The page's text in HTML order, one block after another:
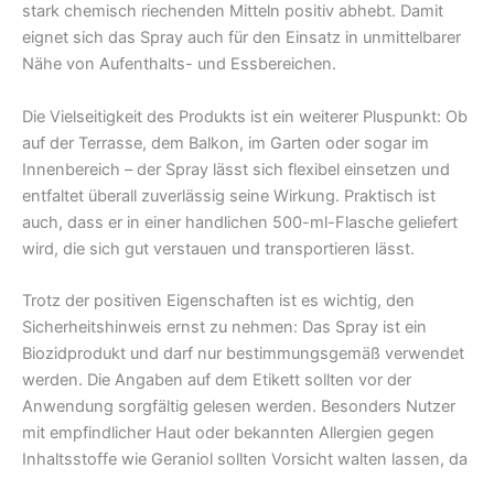
stark chemisch riechenden Mitteln positiv abhebt. Damit
eignet sich das Spray auch für den Einsatz in unmittelbarer
Nähe von Aufenthalts- und Essbereichen.
Die Vielseitigkeit des Produkts ist ein weiterer Pluspunkt: Ob
auf der Terrasse, dem Balkon, im Garten oder sogar im
Innenbereich – der Spray lässt sich flexibel einsetzen und
entfaltet überall zuverlässig seine Wirkung. Praktisch ist
auch, dass er in einer handlichen 500-ml-Flasche geliefert
wird, die sich gut verstauen und transportieren lässt.
Trotz der positiven Eigenschaften ist es wichtig, den
Sicherheitshinweis ernst zu nehmen: Das Spray ist ein
Biozidprodukt und darf nur bestimmungsgemäß verwendet
werden. Die Angaben auf dem Etikett sollten vor der
Anwendung sorgfältig gelesen werden. Besonders Nutzer
mit empfindlicher Haut oder bekannten Allergien gegen
Inhaltsstoffe wie Geraniol sollten Vorsicht walten lassen, da